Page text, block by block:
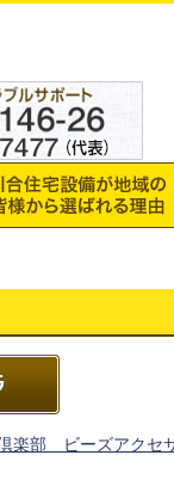
楽部 ビーズアクセ